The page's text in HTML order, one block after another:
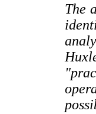
The